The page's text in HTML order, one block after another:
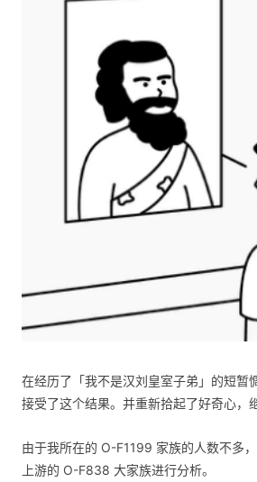
在经历了「我不是汉刘皇室子弟」的短暂
接受了这个结果。并重新拾起了好奇心，
由于我所在的 O-F1199 家族的人数不多
上游的 O-F838 大家族进行分析。